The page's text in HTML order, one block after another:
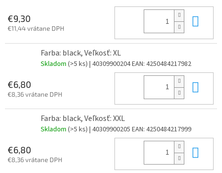
€9,30
€11,44 vrátane DPH
Farba: black, Veľkosť: XL
Skladom (>5 ks) | 40309900204EAN: 4250484217982
€6,80
€8,36 vrátane DPH
Farba: black, Veľkosť: XXL
Skladom (>5 ks) | 40309900205 EAN: 4250484217999
€6,80
€8,36 vrátane DPH